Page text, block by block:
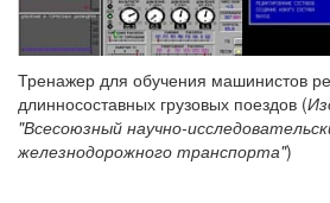
Тренажер для обучения машинистов
длинносоставных грузовых поездов (
"Всесоюзный научно-
железнодорожного транспорта")